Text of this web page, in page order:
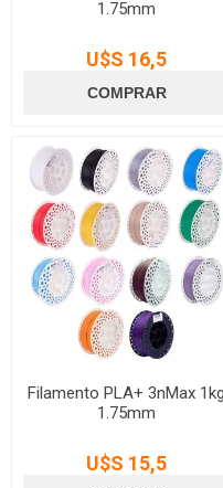
1.75mm
U$S 16,5
Filamento PLA+ 3nMax 1kg
1.75mm
U$S 15,5